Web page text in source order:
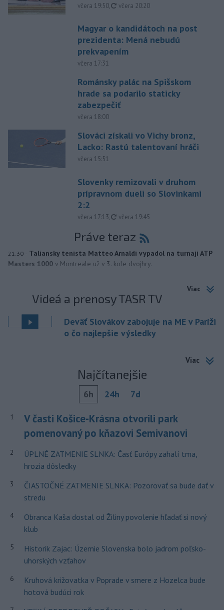
včera 19:50, aktualizované
včera 20:20
Magyar o kandidátoch na post
prezidenta: Mená nebudú
prekvapením
včera 17:31
Románsky palác na Spišskom
hrade sa podarilo staticky
zabezpečiť
včera 18:00
Slováci získali vo Vichy bronz,
Lacko: Rastú talentovaní hráči
včera 15:51
Slovenky remizovali v druhom
prípravnom dueli so Slovinkami
2:2
včera 17:13, aktualizované
včera 19:45
Práve teraz
21:30 - Taliansky tenista Matteo Arnaldi vypadol na turnaji ATP
Masters 1000 v Montreale už v 3. kole dvojhry.
Viac
Videá a prenosy TASR TV
Deväť Slovákov zabojuje na ME v Paríži
o čo najlepšie výsledky
Viac
Najčítanejšie
6h 24h 7d
1
V časti Košice-Krásna otvorili park
pomenovaný po kňazovi Semivanovi
2
ÚPLNÉ ZATMENIE SLNKA: Časť Európy zahalí tma,
hrozia dôsledky
3
ČIASTOČNÉ ZATMENIE SLNKA: Pozorovať sa bude dať v
stredu
4
Obranca Kaša dostal od Žiliny povolenie hľadať si nový
klub
5
Historik Zajac: Územie Slovenska bolo jadrom poľsko-
uhorských vzťahov
6
Kruhová križovatka v Poprade v smere z Hozelca bude
hotová budúci rok